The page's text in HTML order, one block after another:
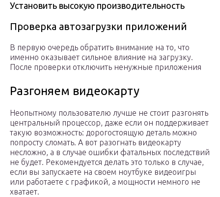
Установить высокую производительность
Проверка автозагрузки приложений
В первую очередь обратить внимание на то, что
именно оказывает сильное влияние на загрузку.
После проверки отключить ненужные приложения
Разгоняем видеокарту
Неопытному пользователю лучше не стоит разгонять
центральный процессор, даже если он поддерживает
такую возможность: дорогостоящую деталь можно
попросту сломать. А вот разогнать видеокарту
несложно, а в случае ошибки фатальных последствий
не будет. Рекомендуется делать это только в случае,
если вы запускаете на своем ноутбуке видеоигры
или работаете с графикой, а мощности немного не
хватает.